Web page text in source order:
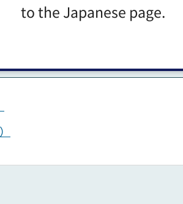
to the Japanese page.